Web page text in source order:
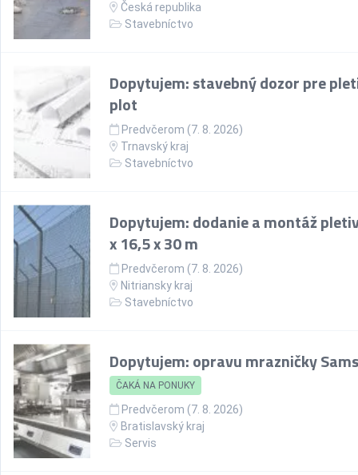
Česká republika
Stavebníctvo
Dopytujem: stavebný dozor pre
plot
Predvčerom (7. 8. 2026)
Trnavský kraj
Stavebníctvo
Dopytujem: dodanie a montáž
x 16,5 x 30 m
Predvčerom (7. 8. 2026)
Nitriansky kraj
Stavebníctvo
Dopytujem: opravu mrazničky
ČAKÁ NA PONUKY
Predvčerom (7. 8. 2026)
Bratislavský kraj
Servis